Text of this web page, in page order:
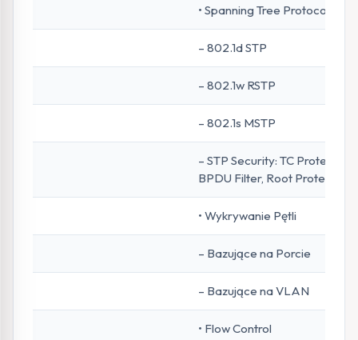
• Spanning Tree Protocol
– 802.1d STP
– 802.1w RSTP
– 802.1s MSTP
– STP Security: TC Protect,
BPDU Filter, Root Protect
• Wykrywanie Pętli
– Bazujące na Porcie
– Bazujące na VLAN
• Flow Control